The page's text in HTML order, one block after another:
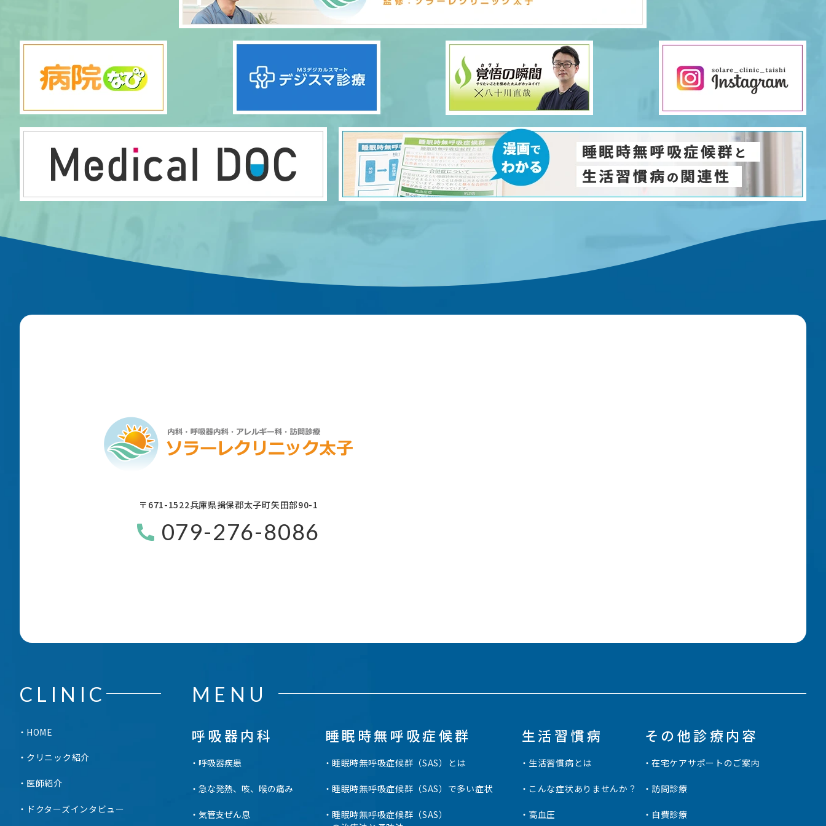
〒671-1522兵庫県揖保郡太子町矢田部90-1
079-276-8086
CLINIC
HOME
クリニック紹介
医師紹介
ドクターズインタビュー
MENU
呼吸器内科
呼吸器疾患
急な発熱、咳、喉の痛み
気管支ぜん息
睡眠時無呼吸症候群
睡眠時無呼吸症候群（SAS）とは
睡眠時無呼吸症候群（SAS）で多い症状
睡眠時無呼吸症候群（SAS）
生活習慣病
生活習慣病とは
こんな症状ありませんか？
高血圧
その他診療内容
在宅ケアサポートのご案内
訪問診療
自費診療